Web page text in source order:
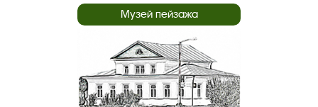
Музей пейзажа